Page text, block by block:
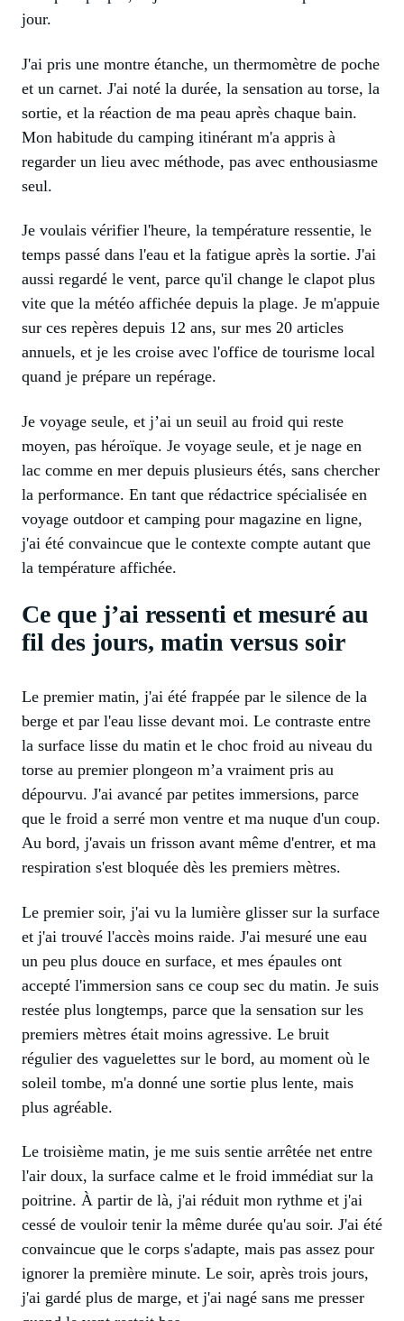
jour.
J'ai pris une montre étanche, un thermomètre de poche
et un carnet. J'ai noté la durée, la sensation au torse, la
sortie, et la réaction de ma peau après chaque bain.
Mon habitude du camping itinérant m'a appris à
regarder un lieu avec méthode, pas avec enthousiasme
seul.
Je voulais vérifier l'heure, la température ressentie, le
temps passé dans l'eau et la fatigue après la sortie. J'ai
aussi regardé le vent, parce qu'il change le clapot plus
vite que la météo affichée depuis la plage. Je m'appuie
sur ces repères depuis 12 ans, sur mes 20 articles
annuels, et je les croise avec l'office de tourisme local
quand je prépare un repérage.
Je voyage seule, et j’ai un seuil au froid qui reste
moyen, pas héroïque. Je voyage seule, et je nage en
lac comme en mer depuis plusieurs étés, sans chercher
la performance. En tant que rédactrice spécialisée en
voyage outdoor et camping pour magazine en ligne,
j'ai été convaincue que le contexte compte autant que
la température affichée.
Ce que j’ai ressenti et mesuré au
fil des jours, matin versus soir
Le premier matin, j'ai été frappée par le silence de la
berge et par l'eau lisse devant moi. Le contraste entre
la surface lisse du matin et le choc froid au niveau du
torse au premier plongeon m’a vraiment pris au
dépourvu. J'ai avancé par petites immersions, parce
que le froid a serré mon ventre et ma nuque d'un coup.
Au bord, j'avais un frisson avant même d'entrer, et ma
respiration s'est bloquée dès les premiers mètres.
Le premier soir, j'ai vu la lumière glisser sur la surface
et j'ai trouvé l'accès moins raide. J'ai mesuré une eau
un peu plus douce en surface, et mes épaules ont
accepté l'immersion sans ce coup sec du matin. Je suis
restée plus longtemps, parce que la sensation sur les
premiers mètres était moins agressive. Le bruit
régulier des vaguelettes sur le bord, au moment où le
soleil tombe, m'a donné une sortie plus lente, mais
plus agréable.
Le troisième matin, je me suis sentie arrêtée net entre
l'air doux, la surface calme et le froid immédiat sur la
poitrine. À partir de là, j'ai réduit mon rythme et j'ai
cessé de vouloir tenir la même durée qu'au soir. J'ai été
convaincue que le corps s'adapte, mais pas assez pour
ignorer la première minute. Le soir, après trois jours,
j'ai gardé plus de marge, et j'ai nagé sans me presser